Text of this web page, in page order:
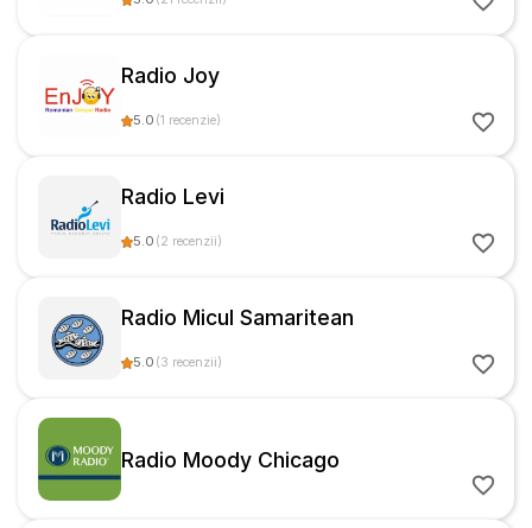
Radio Joy
5.0 (1 recenzie)
Radio Levi
5.0 (2 recenzii)
Radio Micul Samaritean
5.0 (3 recenzii)
Radio Moody Chicago